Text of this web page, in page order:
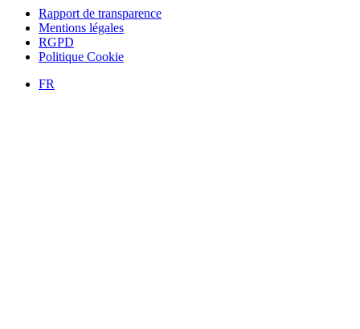
Rapport de transparence
Mentions légales
RGPD
Politique Cookie
FR